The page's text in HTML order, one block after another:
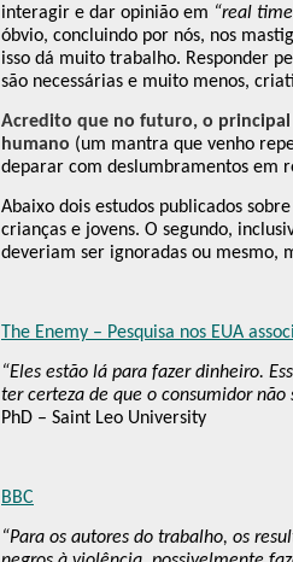
interagir e dar opinião em “real
óbvio, concluindo por nós, nos
isso dá muito trabalho. Responder
são necessárias e muito menos,
Acredito que no futuro, o
humano (um mantra que venho
deparar com deslumbramentos em
Abaixo dois estudos publicados
crianças e jovens. O segundo,
deveriam ser ignoradas ou mesmo,
The Enemy – Pesquisa nos EUA
“Eles estão lá para fazer dinheiro.
ter certeza de que o consumidor
PhD – Saint Leo University
BBC
“Para os autores do trabalho, os